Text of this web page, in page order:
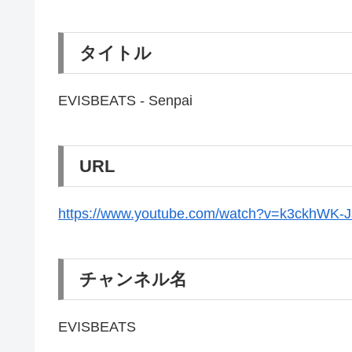
タイトル
EVISBEATS - Senpai
URL
https://www.youtube.com/watch?v=k3ckhWK-
チャンネル名
EVISBEATS